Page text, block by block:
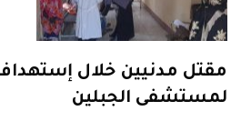
مقتل مدنيين خلال
لمستشفى الجبلين